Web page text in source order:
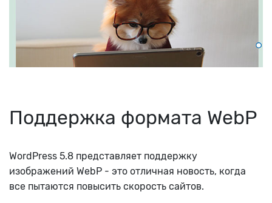
Поддержка формата WebP
WordPress 5.8 представляет поддержку
изображений WebP - это отличная новость, когда
все пытаются повысить скорость сайтов.